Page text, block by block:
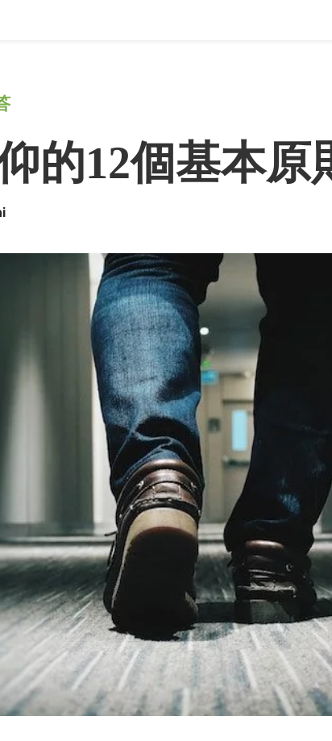
的12個基本原